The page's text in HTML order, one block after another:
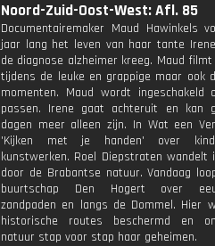
Noord-Zuid-Oost-West: Afl. 85
Documentairemaker Maud Hawinkels
jaar lang het leven van haar tante
de diagnose alzheimer kreeg. Maud
tijdens de leuke en grappige maar ook
momenten. Maud wordt
passen. Irene gaat achteruit en kan
dagen meer alleen zijn. In Wat een
'Kijken met je handen' over
kunstwerken. Roel Diepstraten wandelt
door de Brabantse natuur. Vandaag
buurtschap Den Hogert over
zandpaden en langs de Dommel. Hier
historische routes beschermd en
natuur stap voor stap haar geheimen.